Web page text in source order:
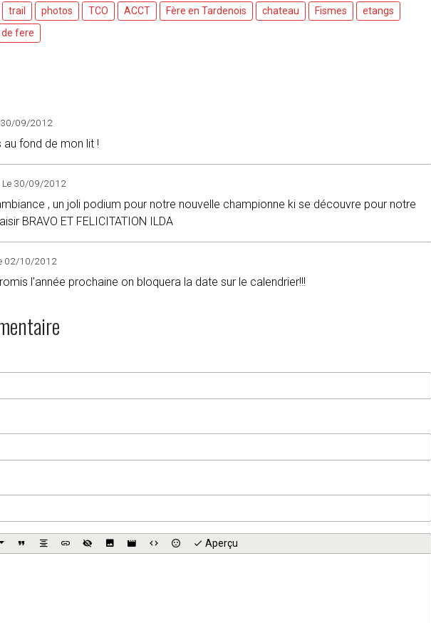
trail photos TCO ACCT Fère en Tardenois chateau Fismes
etangs
de fere
30/09/2012
au fond de mon lit !
Le 30/09/2012
, un joli podium pour notre nouvelle championne ki se découvre pour notre
BRAVO ET FELICITATION ILDA
02/10/2012
l'année prochaine on bloquera la date sur le calendrier!!!
Aperçu